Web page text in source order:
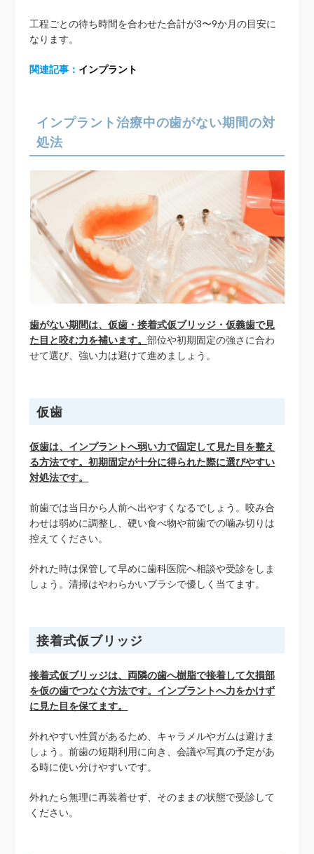
工程ごとの待ち時間を合わせた合計が3〜9か月の目安に
なります。
関連記事： インプラント
インプラント治療中の歯がない期間の対
処法
歯がない期間は、仮歯・接着式仮ブリッジ・仮義歯で見
た目と咬む力を補います。部位や初期固定の強さに合わ
せて選び、強い力は避けて進めましょう。
仮歯
仮歯は、インプラントへ弱い力で固定して見た目を整え
る方法です。初期固定が十分に得られた際に選びやすい
対処法です。
前歯では当日から人前へ出やすくなるでしょう。咬み合
わせは弱めに調整し、硬い食べ物や前歯での噛み切りは
控えてください。
外れた時は保管して早めに歯科医院へ相談や受診をしま
しょう。清掃はやわらかいブラシで優しく当てます。
接着式仮ブリッジ
接着式仮ブリッジは、両隣の歯へ樹脂で接着して欠損部
を仮の歯でつなぐ方法です。インプラントへ力をかけず
に見た目を保てます。
外れやすい性質があるため、キャラメルやガムは避けま
しょう。前歯の短期利用に向き、会議や写真の予定があ
る時に使い分けやすいです。
外れたら無理に再装着せず、そのままの状態で受診して
ください。